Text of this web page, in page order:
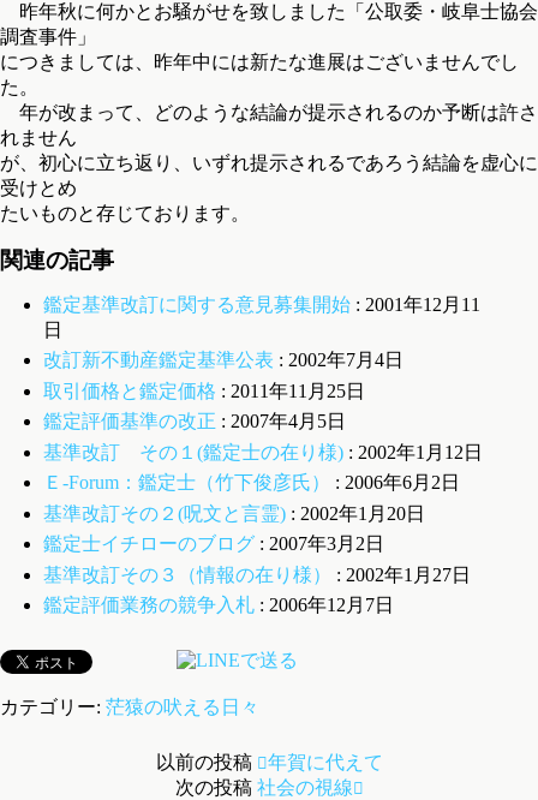
昨年秋に何かとお騒がせを致しました「公取委・岐阜士協会
調査事件」
につきましては、昨年中には新たな進展はございませんでし
た。
年が改まって、どのような結論が提示されるのか予断は許さ
れません
が、初心に立ち返り、いずれ提示されるであろう結論を虚心に
受けとめ
たいものと存じております。
関連の記事
鑑定基準改訂に関する意見募集開始: 2001年12月11
日
改訂新不動産鑑定基準公表 : 2002年7月4日
取引価格と鑑定価格 : 2011年11月25日
鑑定評価基準の改正 : 2007年4月5日
基準改訂 その１(鑑定士の在り様): 2002年1月12日
Ｅ-Forum：鑑定士（竹下俊彦氏）
: 2006年6月2日
基準改訂その２(呪文と言霊): 2002年1月20日
鑑定士イチローのブログ: 2007年3月2日
基準改訂その３（情報の在り様）
: 2002年1月27日
鑑定評価業務の競争入札: 2006年12月7日
カテゴリー: 茫猿の吠える日々
以前の投稿
年賀に代えて
次の投稿 社会の視線